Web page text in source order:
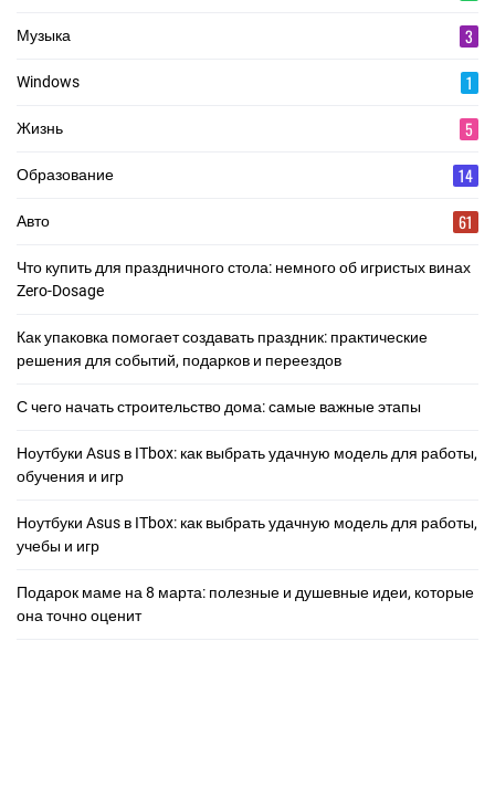
Музыка 3
Windows 1
Жизнь 5
Образование 14
Авто 61
Что купить для праздничного стола: немного об игристых винах
Zero-Dosage
Как упаковка помогает создавать праздник: практические
решения для событий, подарков и переездов
С чего начать строительство дома: самые важные этапы
Ноутбуки Asus в ITbox: как выбрать удачную модель для работы,
обучения и игр
Ноутбуки Asus в ITbox: как выбрать удачную модель для работы,
учебы и игр
Подарок маме на 8 марта: полезные и душевные идеи, которые
она точно оценит